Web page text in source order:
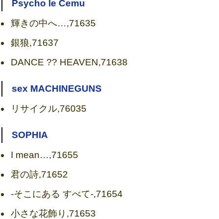
Psycho le Cemu
輝きの中へ…,71635
銀狼,71637
DANCE ?? HEAVEN,71638
sex MACHINEGUNS
リサイクル,76035
SOPHIA
I mean…,71655
君の詩,71652
-そこにある すべて-,71654
小さな花飾り,71653